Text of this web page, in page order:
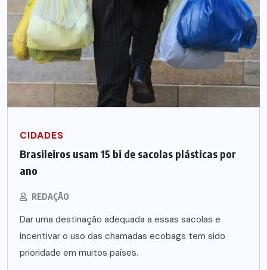
CIDADES
Brasileiros usam 15 bi de sacolas plásticas por
ano
REDAÇÃO
Dar uma destinação adequada a essas sacolas e
incentivar o uso das chamadas ecobags tem sido
prioridade em muitos países.